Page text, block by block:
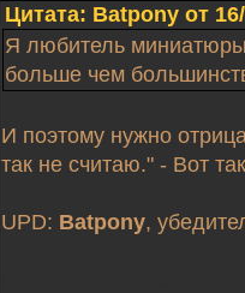
Цитата: Batpony от
Я любитель
больше чем
И поэтому нужно
так не считаю." - Вот
UPD: Batpony,